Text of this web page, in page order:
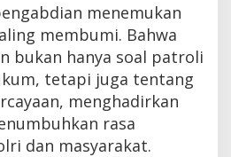
menemukan
membumi. Bahwa
bukan hanya soal patroli
tetapi juga tentang
menghadirkan
rasa
dan masyarakat.